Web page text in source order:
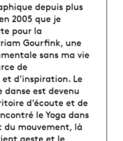
depuis plus
2005 que je
pour la
Gourfink, une
sans ma vie
de
d’inspiration. Le
danse est devenu
d’écoute et de
le Yoga dans
du mouvement, là
geste et le